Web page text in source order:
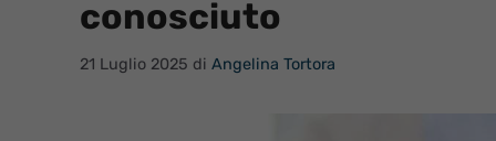
conosciuto
21 Luglio 2025 di Angelina Tortora